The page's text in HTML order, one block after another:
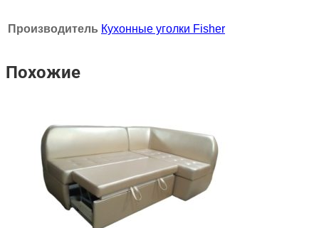
Производитель Кухонные уголки Fisher
Похожие